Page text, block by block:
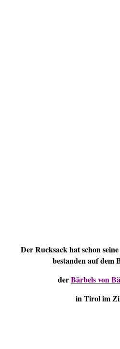
Der Rucksack hat schon
bestanden auf dem
derBärbels von
in Tirol im